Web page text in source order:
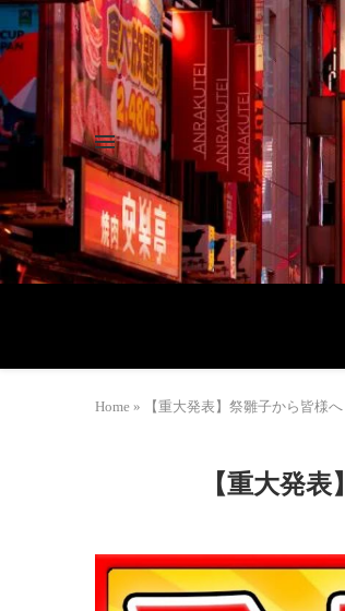
Home » 【重大発表】祭雛子から皆様
【重大発